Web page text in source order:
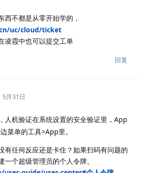
西不都是从零开始学的，
uc/cloud/ticket
凌霞中也可以提交工单
回复
5月31日
人机验证在系统设置的安全验证里，App
菜单的工具>App里。
有任何反应还是卡住？如果扫码有问题的
个超级管理员的个人令牌。